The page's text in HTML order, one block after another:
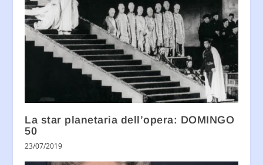
La star planetaria dell’opera: DOMINGO
50
23/07/2019